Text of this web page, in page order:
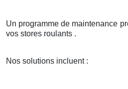
Un programme de maintenance
vos stores roulants .
Nos solutions incluent :